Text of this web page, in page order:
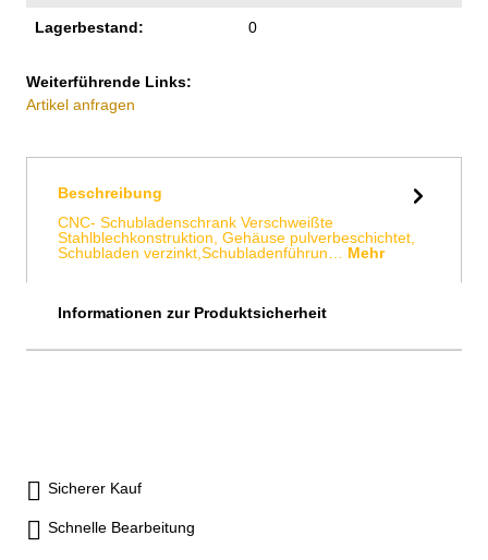
Lagerbestand: 0
Weiterführende Links:
Artikel anfragen
Beschreibung
CNC- Schubladenschrank Verschweißte
Stahlblechkonstruktion, Gehäuse pulverbeschichtet,
Schubladen verzinkt,Schubladenführun… Mehr
Informationen zur Produktsicherheit
Sicherer Kauf
Schnelle Bearbeitung